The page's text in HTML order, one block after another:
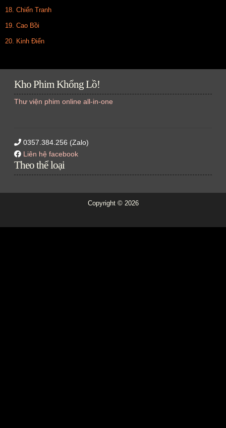
18. Chiến Tranh
19. Cao Bồi
20. Kinh Điển
Kho Phim Khổng Lồ!
Thư viện phim online all-in-one
0357.384.256 (Zalo)
Liên hệ facebook
Theo thể loại
Copyright © 2026